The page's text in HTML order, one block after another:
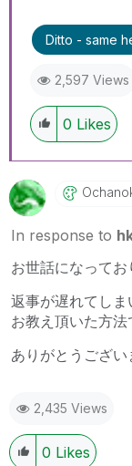
Ditto - same
2,597 Views
0 Likes
In response to
お世話になってお
返事が遅れてしま
お教え頂いた方法
ありがとうござい
2,435 Views
0 Likes